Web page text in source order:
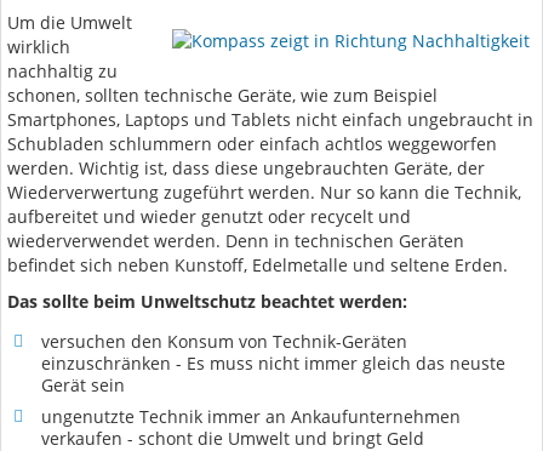
Um die Umwelt
wirklich
nachhaltig zu
schonen, sollten technische Geräte, wie zum Beispiel
Smartphones, Laptops und Tablets nicht einfach ungebraucht in
Schubladen schlummern oder einfach achtlos weggeworfen
werden. Wichtig ist, dass diese ungebrauchten Geräte, der
Wiederverwertung zugeführt werden. Nur so kann die Technik,
aufbereitet und wieder genutzt oder recycelt und
wiederverwendet werden. Denn in technischen Geräten
befindet sich neben Kunstoff, Edelmetalle und seltene Erden.
Das sollte beim Unweltschutz beachtet werden:
versuchen den Konsum von Technik-Geräten
einzuschränken - Es muss nicht immer gleich das neuste
Gerät sein
ungenutzte Technik immer an Ankaufunternehmen
verkaufen - schont die Umwelt und bringt Geld